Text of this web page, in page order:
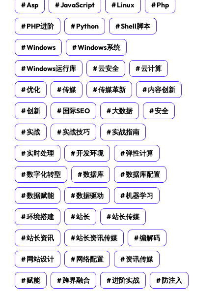
Asp JavaScript Linux Php
PHP进阶 Python Shell脚本
Windows Windows系统
Windows运行库 云安全 云计算
优化 传媒 传媒革新 内容创新
创新 国际SEO 大数据 安全
实战 实战技巧 实战指南
实时处理 开发环境 弹性计算
数字化转型 数据库 数据库配置
数据赋能 数据驱动 机器学习
环境搭建 站长 站长传媒
站长资讯 站长资讯传媒 编解码
网站设计 网络配置 资讯传媒
赋能 跨界融合 进阶实战 防注入